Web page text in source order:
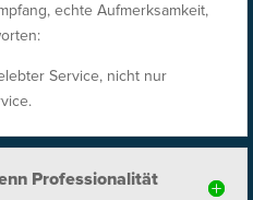
echte Aufmerksamkeit,
Service, nicht nur
Professionalität